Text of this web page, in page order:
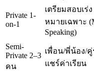
Private 1-
on-1
เตรียมสอบเร่
หมายเฉพาะ
Speaking)
Semi-
Private 2–3
คน
เพื่อน/พี่น้อง/
แชร์ค่าเรียน